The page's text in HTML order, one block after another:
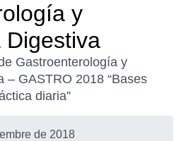
y
Digestiva
Gastroenterología y
– GASTRO 2018 “Bases
diaria”
de 2018